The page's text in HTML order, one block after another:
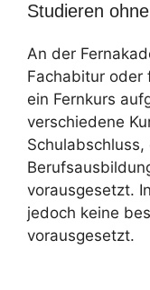
Studieren
An der
Fachabitur oder
ein Fernkurs
verschiedene
vorausgesetzt.
jedoch keine
vorausgesetzt.